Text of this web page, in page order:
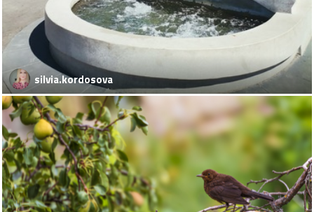
silvia.kordosova